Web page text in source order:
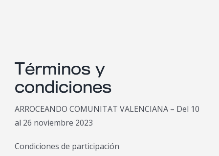
Términos y
condiciones
ARROCEANDO COMUNITAT VALENCIANA – Del 10
al 26 noviembre 2023
Condiciones de participación